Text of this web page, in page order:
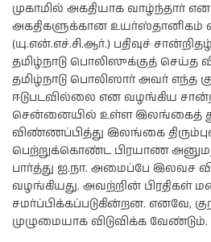
முகாமில் அகதியாக வாழ்ந்தார்
அகதிகளுக்கான உயர்ஸ்தானிகம்
(யு.என்.எச்.சி.ஆர்.) பதிவுச்
தமிழ்நாடு பொலிஸுக்குத்
தமிழ்நாடு பொலிஸார் அவர் எந்த
ஈடுபடவில்லை என வழங்கிய
சென்னையில் உள்ள இலங்கைத்
விண்ணப்பித்து இலங்கை
பெற்றுக்கொண்ட பிரயாண
பார்த்து ஐ.நா. அமைப்பே இலவச
வழங்கியது. அவற்றின் பிரதிகள்
சமர்ப்பிக்கப்படுகின்றன. எனவே,
முழுமையாக விடுவிக்க வேண்டும்.